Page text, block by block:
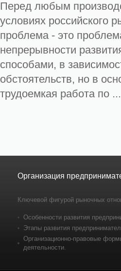
Перед любым
условиях российского
проблема - это
непрерывности
способами, в
обстоятельств, но в
трудоемкая работа по ...
Организация
Ключевой фигурой рыночных
Особенности развития
Этапы развития
Организационно-правовые
деятельности.